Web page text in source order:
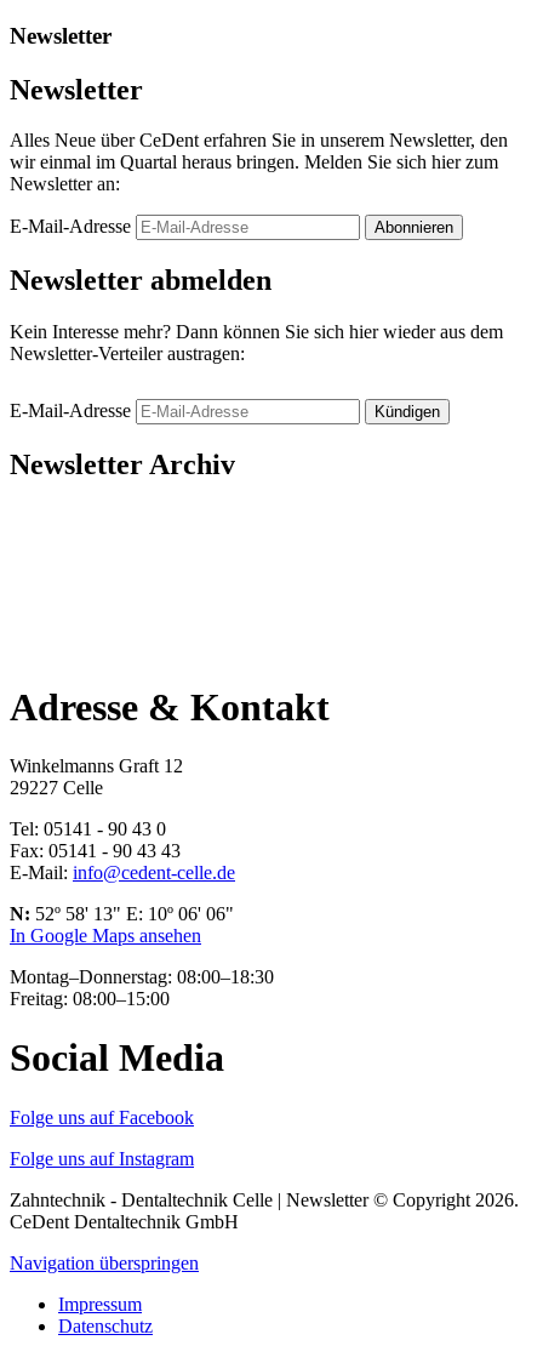
Newsletter
Newsletter
Alles Neue über CeDent erfahren Sie in unserem Newsletter, den
wir einmal im Quartal heraus bringen. Melden Sie sich hier zum
Newsletter an:
E-Mail-Adresse Abonnieren
Newsletter abmelden
Kein Interesse mehr? Dann können Sie sich hier wieder aus dem
Newsletter-Verteiler austragen:
E-Mail-Adresse Kündigen
Newsletter Archiv
Adresse & Kontakt
Winkelmanns Graft 12
29227 Celle
Tel: 05141 - 90 43 0
Fax: 05141 - 90 43 43
E-Mail: info@cedent-celle.de
N: 52º 58' 13" E: 10º 06' 06"
In Google Maps ansehen
Montag–Donnerstag: 08:00–18:30
Freitag: 08:00–15:00
Social Media
Folge uns auf Facebook
Folge uns auf Instagram
Zahntechnik - Dentaltechnik Celle | Newsletter © Copyright 2026.
CeDent Dentaltechnik GmbH
Navigation überspringen
Impressum
Datenschutz